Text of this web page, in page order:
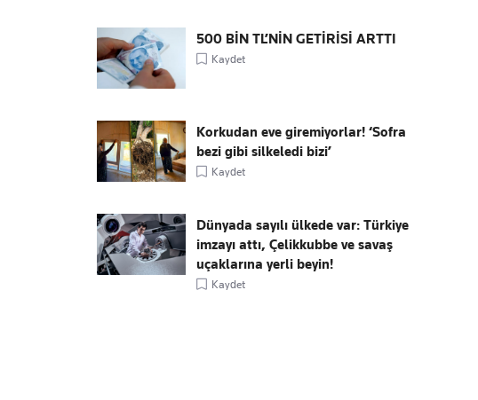
500 BİN TL’NİN GETİRİSİ ARTTI
Kaydet
Korkudan eve giremiyorlar! ‘Sofra
bezi gibi silkeledi bizi’
Kaydet
Dünyada sayılı ülkede var: Türkiye
imzayı attı, Çelikkubbe ve savaş
uçaklarına yerli beyin!
Kaydet